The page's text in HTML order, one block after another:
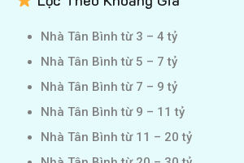
Nhà Tân Bình từ 3 – 4 tỷ
Nhà Tân Bình từ 5 – 7 tỷ
Nhà Tân Bình từ 7 – 9 tỷ
Nhà Tân Bình từ 9 – 11 tỷ
Nhà Tân Bình từ 11 – 20 tỷ